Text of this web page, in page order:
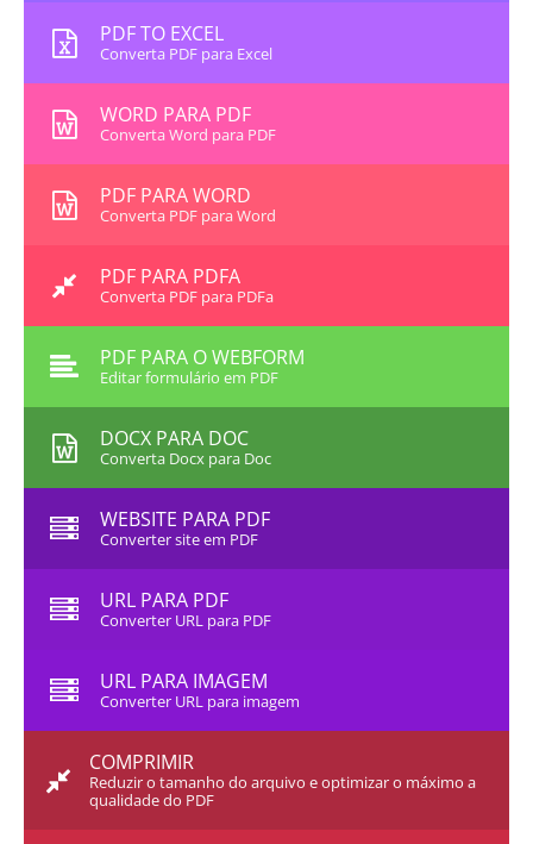
PDF TO EXCEL
Converta PDF para Excel
WORD PARA PDF
Converta Word para PDF
PDF PARA WORD
Converta PDF para Word
PDF PARA PDFA
Converta PDF para PDFa
PDF PARA O WEBFORM
Editar formulário em PDF
DOCX PARA DOC
Converta Docx para Doc
WEBSITE PARA PDF
Converter site em PDF
URL PARA PDF
Converter URL para PDF
URL PARA IMAGEM
Converter URL para imagem
COMPRIMIR
Reduzir o tamanho do arquivo e optimizar o máximo a
qualidade do PDF